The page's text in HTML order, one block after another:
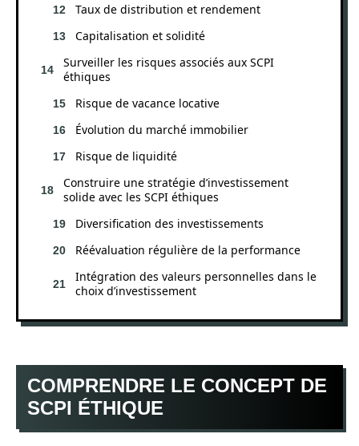
Taux de distribution et rendement
Capitalisation et solidité
Surveiller les risques associés aux SCPI
éthiques
Risque de vacance locative
Évolution du marché immobilier
Risque de liquidité
Construire une stratégie d’investissement
solide avec les SCPI éthiques
Diversification des investissements
Réévaluation régulière de la performance
Intégration des valeurs personnelles dans le
choix d’investissement
COMPRENDRE LE CONCEPT DE
SCPI ÉTHIQUE